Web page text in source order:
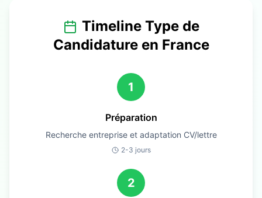
Timeline Type de
Candidature en France
1
Préparation
Recherche entreprise et adaptation CV/lettre
2-3 jours
2